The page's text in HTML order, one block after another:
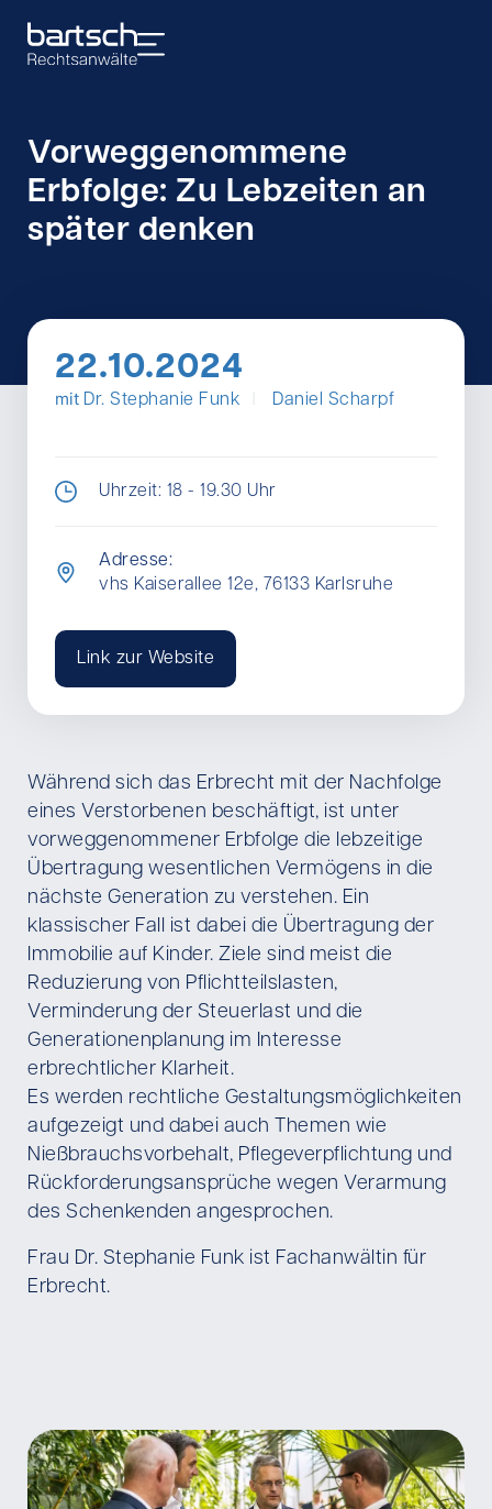
Vorweggenommene
Erbfolge: Zu Lebzeiten an
später denken
Während sich das Erbrecht mit der Nachfolge
eines Verstorbenen beschäftigt, ist unter
vorweggenommener Erbfolge die lebzeitige
Übertragung wesentlichen Vermögens in die
nächste Generation zu verstehen. Ein
klassischer Fall ist dabei die Übertragung der
Immobilie auf Kinder. Ziele sind meist die
Reduzierung von Pflichtteilslasten,
Verminderung der Steuerlast und die
Generationenplanung im Interesse
erbrechtlicher Klarheit.
Es werden rechtliche Gestaltungsmöglichkeiten
aufgezeigt und dabei auch Themen wie
Nießbrauchsvorbehalt, Pflegeverpflichtung und
Rückforderungsansprüche wegen Verarmung
des Schenkenden angesprochen.
Frau Dr. Stephanie Funk ist Fachanwältin für
Erbrecht.
22.10.2024
mit Dr. Stephanie Funk Daniel Scharpf
Uhrzeit: 18 - 19.30 Uhr
Adresse:
vhs Kaiserallee 12e, 76133 Karlsruhe
Link zur Website